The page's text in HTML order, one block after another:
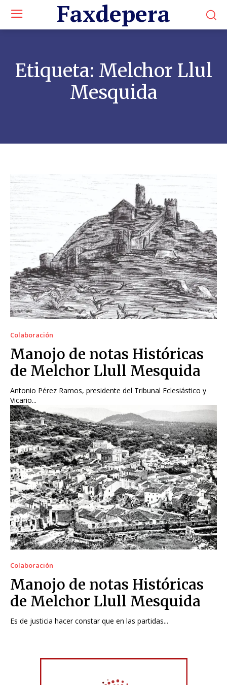
Faxdepera
Etiqueta: Melchor Llul
Mesquida
Colaboración
Manojo de notas Históricas
de Melchor Llull Mesquida
Antonio Pérez Ramos, presidente del Tribunal Eclesiástico y
Vicario...
Colaboración
Manojo de notas Históricas
de Melchor Llull Mesquida
Es de justicia hacer constar que en las partidas...